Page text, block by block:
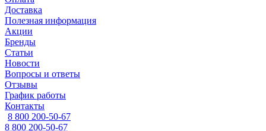
Доставка
Полезная информация
Акции
Бренды
Статьи
Новости
Вопросы и ответы
Отзывы
График работы
Контакты
8 800 200-50-67
8 800 200-50-67